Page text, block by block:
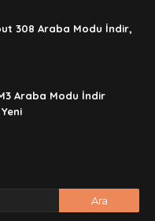
308 Araba Modu İndir,
Araba Modu İndir